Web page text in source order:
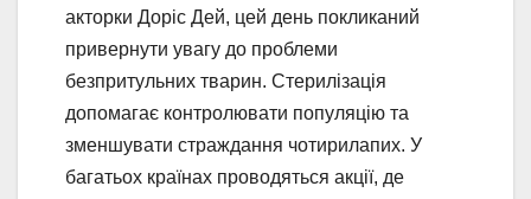
акторки Доріс Дей, цей день покликаний
привернути увагу до проблеми
безпритульних тварин. Стерилізація
допомагає контролювати популяцію та
зменшувати страждання чотирилапих. У
багатьох країнах проводяться акції, де